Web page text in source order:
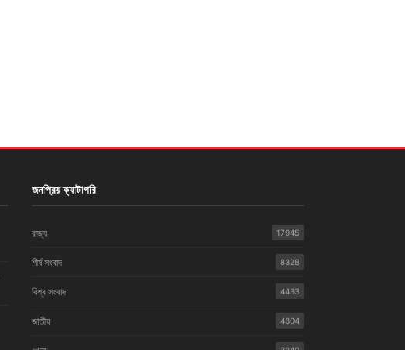
জনপ্রিয় ক্যাটাগরি
রাজ্য 17945
শীর্ষ সংবাদ 8328
বিশ্ব সংবাদ 4433
জাতীয় 4304